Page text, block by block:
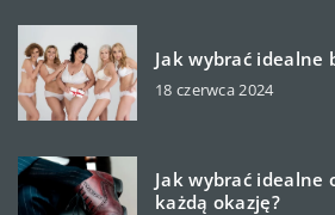
Jak wybrać idealne
18 czerwca 2024
Jak wybrać idealne
każdą okazję?